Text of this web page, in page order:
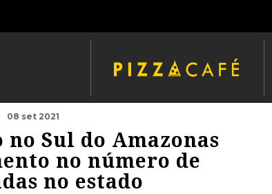
08 set 2021
no Sul do Amazonas
no número de
no estado